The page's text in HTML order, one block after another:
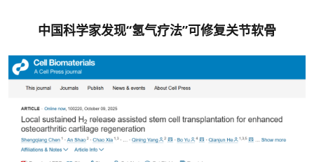
中国科学家发现“氢气疗法”可修复关节软骨